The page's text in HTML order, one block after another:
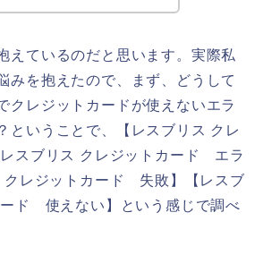
えているのだと思います。実際私
みを抱えたので、まず、どうして
クレジットカードが使えないエラ
ということで、【レスブリス クレ
スブリス クレジットカード エラ
クレジットカード 失敗】【レスブ
ード 使えない】という感じで調べ